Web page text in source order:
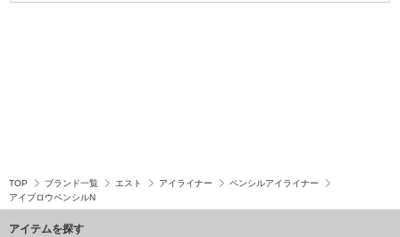
TOP ブランド一覧 エスト アイライナー
ペンシルアイライナー
アイブロウペンシルN
アイテムを探す